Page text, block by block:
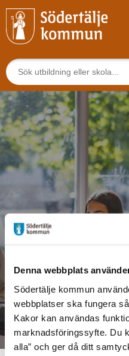
Denna webbplats
Södertälje kommun
webbplatser ska fungera
Kakor kan användas
marknadsföringssyfte. Du
alla” och ger då ditt